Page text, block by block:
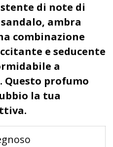
di note di
ambra
combinazione
e seducente
a
Questo profumo
la tua